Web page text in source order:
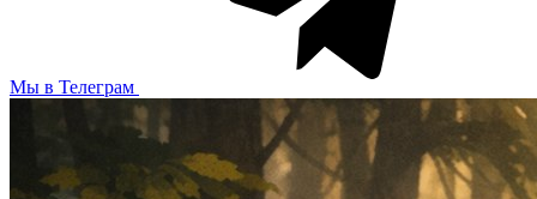
Мы в Телеграм